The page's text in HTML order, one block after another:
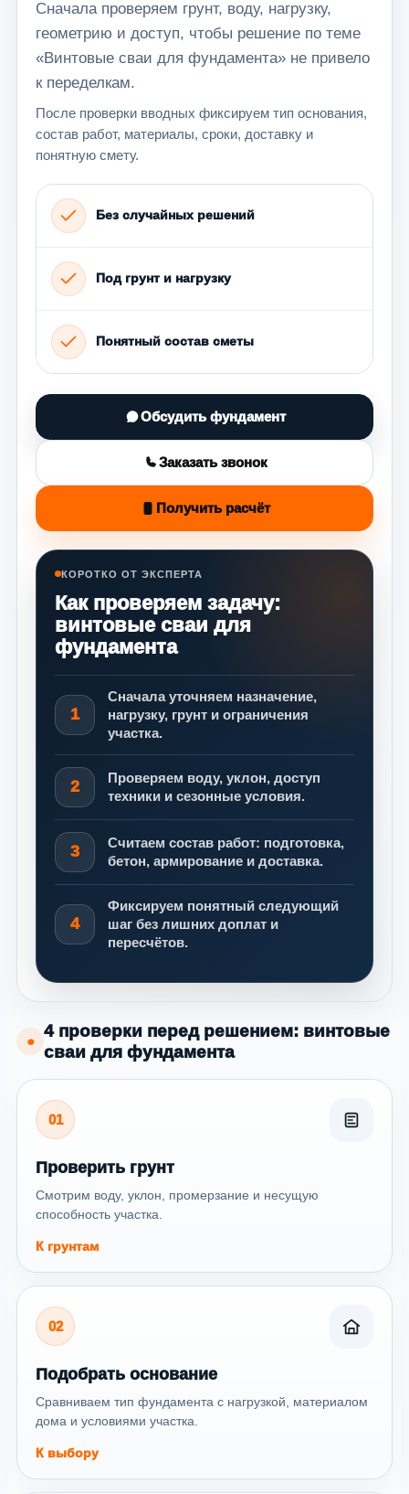
Сначала проверяем грунт, воду, нагрузку,
геометрию и доступ, чтобы решение по теме
«Винтовые сваи для фундамента» не привело
к переделкам.
После проверки вводных фиксируем тип основания,
состав работ, материалы, сроки, доставку и
понятную смету.
Без случайных решений
Под грунт и нагрузку
Понятный состав сметы
Обсудить фундамент
Заказать звонок
Получить расчёт
КОРОТКО ОТ ЭКСПЕРТА
Как проверяем задачу:
винтовые сваи для
фундамента
1
Сначала уточняем назначение,
нагрузку, грунт и ограничения
участка.
2
Проверяем воду, уклон, доступ
техники и сезонные условия.
3
Считаем состав работ: подготовка,
бетон, армирование и доставка.
4
Фиксируем понятный следующий
шаг без лишних доплат и
пересчётов.
●
4 проверки перед решением: винтовые
сваи для фундамента
01
Проверить грунт
Смотрим воду, уклон, промерзание и несущую
способность участка.
К грунтам
02
Подобрать основание
Сравниваем тип фундамента с нагрузкой, материалом
дома и условиями участка.
К выбору